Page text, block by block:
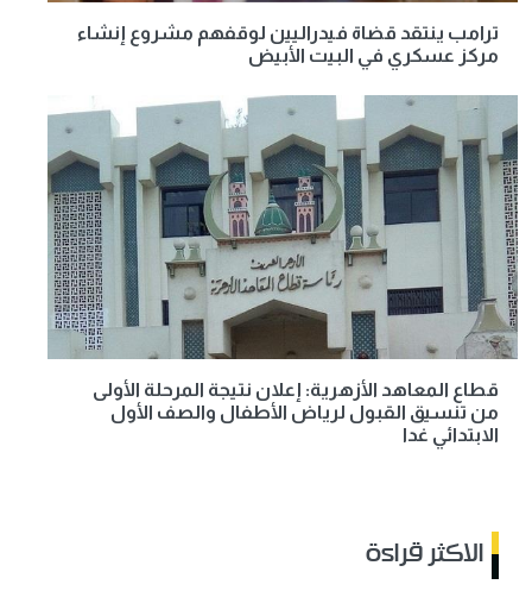
ترامب ينتقد قضاة فيدراليين لوقفهم مشروع إنشاء
مركز عسكري في البيت الأبيض
قطاع المعاهد الأزهرية: إعلان نتيجة المرحلة الأولى
من تنسيق القبول لرياض الأطفال والصف الأول
الابتدائي غدا
الاكثر قراءة